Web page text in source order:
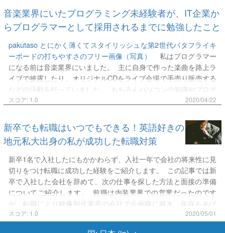
がしたい。 となると、本当にパン屋でなくとも良かったので
す。 この条件で友人に相談してみると、友人が働いている百貨店
ら接客業が出来るので良いかもしれないと思い、早速店舗に電話
をします。 やはりどこも人手不足のようですぐに面接の日程が決
まりましたが前回の教訓を忘れたわけでは…
本的には毎日最低限の泊りの準備をして行くのです。 もちろん、
それで仕事終わりの予定をキャンセルする事数知れず…。 そん
手な先輩と1泊過ごしたくない！」 という感情が膨らんでいっ
たのです。 毎朝出勤する電車に乗っては 「あぁ、この人はきっ
と仕事が終わったら家に帰るんだろうな」 などと目に入る人が
皆 「自宅に帰ることのできる人」 という至高の存在に思えてな
らなかったのです。（重症） そんな理由から転職を考えるように
なりました。 仕事自体は楽しかったです。 ■転職先がなぜパ
みがちきんともらえること 給与が今より多いこと できれば接客業
高いハードルを掲げても、自分の学歴じゃ転職挫折するだけだと
思っていたので条件はゆるく設定していました。 これが後々悪い
方向に行ってしまうのですが(笑) ネット上の求人広告でその条件
に合ったのが地元の割と大きなパン屋さんだったのです。 ■
実際に転職してみてどうだった？
ジニアと無縁の音楽業界にいたpakutaso アコースティックギタ
ーを持つバンドマンのフリー画像（写真）高校を卒業した私は
音楽の専門学校に進学しました。そこで音楽理論や作詞法といっ
た作曲についてのことを学び、専門学校を卒業してからはアルバ
イトをしながら音楽活動に励んでいました。 路上ライブやステー
ジで曲を披露することや、自身のオリジナル曲をCD化して50枚ほ
ど販売するなど積極的に活動していました。 しかし当然、音楽活
動だけでは食べていけず、アルバイトをしながら生計を立ててい
ました。 そんな生活を続けていた時 このまま売れなかったらフ
リーターとして生きていくのか 一生結婚できずに暮らしていくの
か このような思いが脳裏をよぎり突然将来が不安になったた
め、好きなことをやるのならまずは生活を安定させようと就職を
決意しました。 手に職をつけたいという強い想いがあったた
た。 エンジニア向け転職サイトを活用 pakutaso トラックパッ
ドやノートPCが置かれたエンジニアのデスクのフリー画像（写
真 転職サイトにはエンジニア向けのものが豊富に存在していま
した。 それぞれ特徴があり、20代のためのエンジニア転職サイ
トが存在しました。 マイナビエージェント×IT リクらくエンジ
ニアなどがありましたが、私は「 リクらくエンジニア」を活用
しました。 エンジニアは高度な技術を必要とし、難しい印象があ
音楽業界にいたプログラミング未経験者が、IT企業か
らプログラマーとして採用されるまでに勉強したこと
pakutaso とにかく薄くてスタイリッシュな第2世代バタフライキ
ーボードの打ちやすさのフリー画像（写真）
私はプログラマー
になる前は音楽業界にいました。 主に自身で作った楽曲を路上ラ
イブで披露したり、オリジナルCDをライブ会場で手売り販売する
などの活動を行っていました。 もちろんパソコンの知識やプログ
ラミングの知識は持ち合わせていませんでした。 しかし半年間、
能開発などの業務を任されるようになりました。 今回はそんな音
楽業界にいて未経験だった私が、プログラマーになるために勉強
したことをご紹介していこうと思います。 基礎知識を学ぶと同
時に実践できるオンライン学習 私の場合は「Java」と呼ばれ
る、家電製品やアンドロイドアプリなどの広い用途で使われてい
るプログラミング言語を勉強しました。 最初に基礎知識と実践
力を同時に習得することのできる、有料のプログラミングオンラ
イン学習に取り組みました。 Progate ドットインストール な
どが存在しましたが、0からプログラミングを始めるには最適と言
われおり敷居の低いことで有名な「Progate」で学習をしまし
スコア: 1.0 2020/04/22
新卒でも転職はいつでもできる！英語好きの
地元私大出身の私が成功した転職対策
新卒1名で入社したにもかかわらず、入社一年で会社の将来性に見
切りをつけ転職に成功した経験をご紹介します。 この記事では新
卒で入社した会社を辞めて、次の仕事を探した方法と面接の準備
についてご紹介します。 前職は内装業界での営業だったのです
が、転職により映像制作業界の会社で企画職に就き、年収もあげ
ることが出来ました。 まずは自己紹介 私は、21年間生まれた
土地で育ち、大学まで実家暮らしでした。英語が大好きだったの
スコア: 1.0 2020/05/01